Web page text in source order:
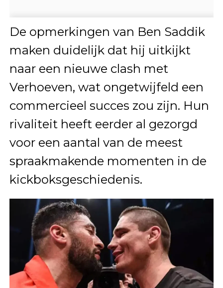
De opmerkingen van Ben Saddik
maken duidelijk dat hij uitkijkt
naar een nieuwe clash met
Verhoeven, wat ongetwijfeld een
commercieel succes zou zijn. Hun
rivaliteit heeft eerder al gezorgd
voor een aantal van de meest
spraakmakende momenten in de
kickboksgeschiedenis.